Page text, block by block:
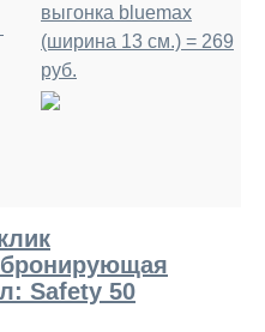
выгонка bluemax
(ширина 13 см.) = 269
руб.
Safety 50